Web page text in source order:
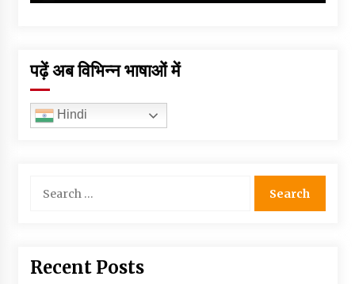
पढ़ें अब विभिन्न भाषाओं में
Hindi
for:
Recent Posts